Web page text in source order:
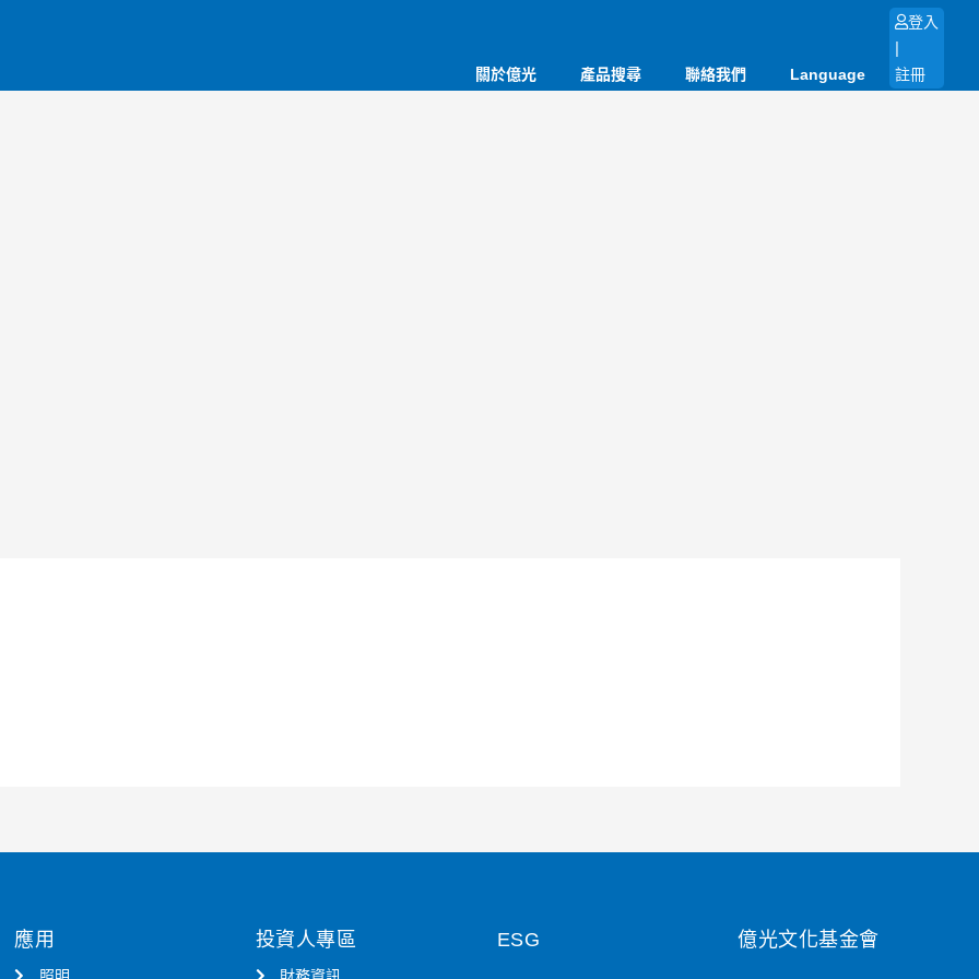
關於億光 產品搜尋 聯絡我們 Language
登入
|
註冊
應用 投資人專區 ESG 億光文化基金會